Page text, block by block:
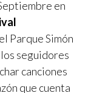
en
Parque Simón
seguidores
canciones
que cuenta